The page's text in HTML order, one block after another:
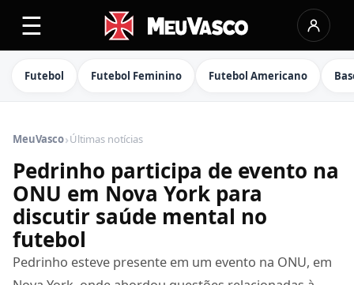
☰
Futebol Futebol Feminino Futebol Americano
MeuVasco›Últimas notícias
Pedrinho participa de evento na
ONU em Nova York para
discutir saúde mental no
futebol
Pedrinho esteve presente em um evento na ONU, em